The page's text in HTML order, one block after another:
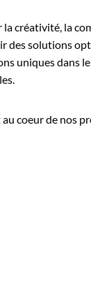
la créativité, la
des solutions
uniques dans
coeur de nos